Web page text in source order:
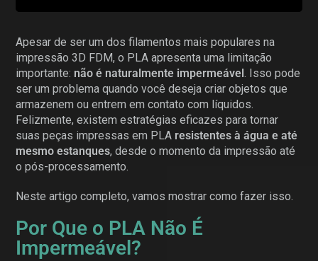
Apesar de ser um dos filamentos mais populares na
impressão 3D FDM, o PLA apresenta uma limitação
importante: não é naturalmente impermeável. Isso pode
ser um problema quando você deseja criar objetos que
armazenem ou entrem em contato com líquidos.
Felizmente, existem estratégias eficazes para tornar
suas peças impressas em PLA resistentes à água e até
mesmo estanques, desde o momento da impressão até
o pós-processamento.
Neste artigo completo, vamos mostrar como fazer isso.
Por Que o PLA Não É
Impermeável?